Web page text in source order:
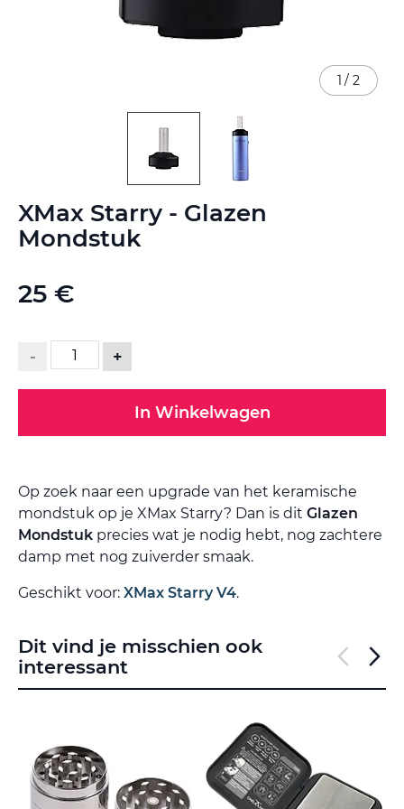
XMax Starry - Glazen
Mondstuk
25 €
- +
In Winkelwagen
Op zoek naar een upgrade van het keramische
mondstuk op je XMax Starry? Dan is dit Glazen
Mondstuk precies wat je nodig hebt, nog zachtere
damp met nog zuiverder smaak.
Geschikt voor: XMax Starry V4.
1 / 2
naar
het
begin
de
afbeeldingen-
Dit vind je misschien ook
interessant